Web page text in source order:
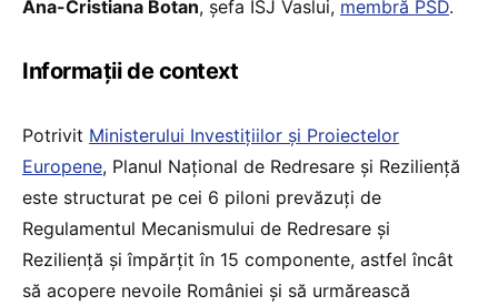
Ana-Cristiana Botan, șefa ISJ Vaslui, membră PSD.
Informații de context
Potrivit Ministerului Investițiilor și Proiectelor
Europene, Planul Național de Redresare și Reziliență
este structurat pe cei 6 piloni prevăzuți de
Regulamentul Mecanismului de Redresare și
Reziliență și împărțit în 15 componente, astfel încât
să acopere nevoile României și să urmărească